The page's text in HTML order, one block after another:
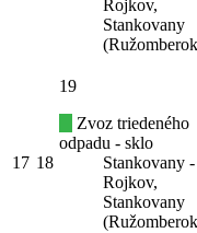
Rojkov,
Stankovany
17 18
19
Zvoz triedeného
odpadu - sklo
Stankovany -
Rojkov,
Stankovany